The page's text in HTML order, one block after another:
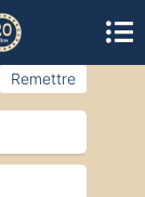
Remettre